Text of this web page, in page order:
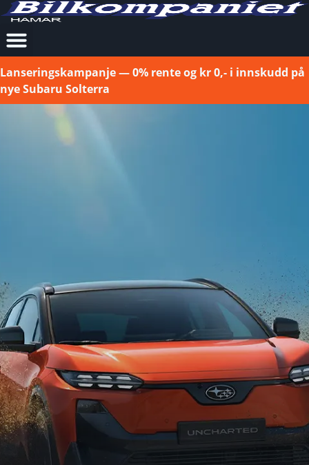
Lanseringskampanje — 0% rente og kr 0,- i innskudd på
nye Subaru Solterra